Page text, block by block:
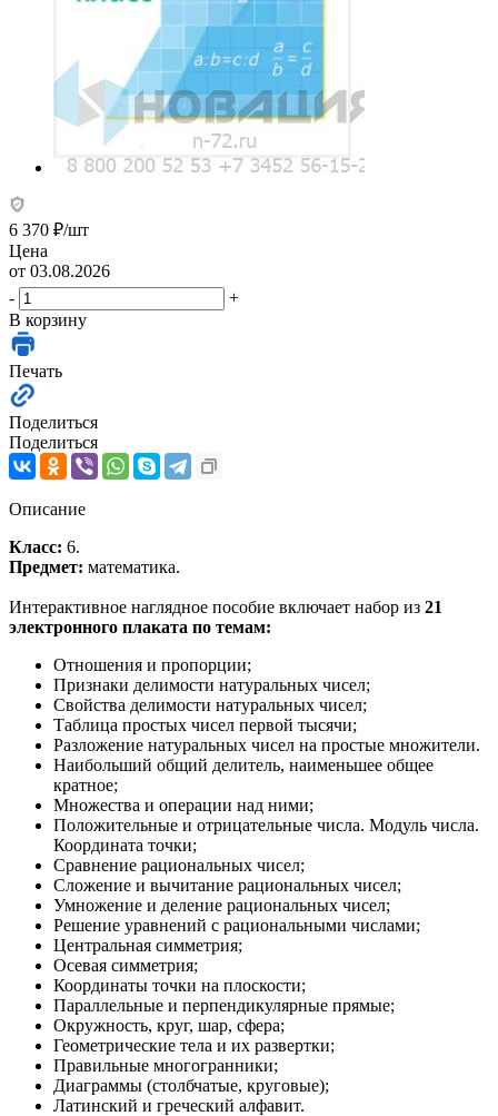
6 370 ₽/шт
Цена
от 03.08.2026
-
+
В корзину
Печать
Поделиться
Поделиться
Описание
Класс: 6.
Предмет: математика.
Интерактивное наглядное пособие включает набор из 21
электронного плаката по темам:
Отношения и пропорции;
Признаки делимости натуральных чисел;
Свойства делимости натуральных чисел;
Таблица простых чисел первой тысячи;
Разложение натуральных чисел на простые множители.
Наибольший общий делитель, наименьшее общее
кратное;
Множества и операции над ними;
Положительные и отрицательные числа. Модуль числа.
Координата точки;
Сравнение рациональных чисел;
Сложение и вычитание рациональных чисел;
Умножение и деление рациональных чисел;
Решение уравнений с рациональными числами;
Центральная симметрия;
Осевая симметрия;
Координаты точки на плоскости;
Параллельные и перпендикулярные прямые;
Окружность, круг, шар, сфера;
Геометрические тела и их развертки;
Правильные многогранники;
Диаграммы (столбчатые, круговые);
Латинский и греческий алфавит.